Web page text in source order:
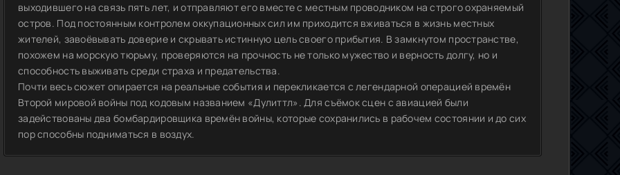
выходившего на связь пять лет, и отправляют его вместе с местным проводником на строго охраняемый
остров. Под постоянным контролем оккупационных сил им приходится вживаться в жизнь местных
жителей, завоёвывать доверие и скрывать истинную цель своего прибытия. В замкнутом пространстве,
похожем на морскую тюрьму, проверяются на прочность не только мужество и верность долгу, но и
способность выживать среди страха и предательства.
Почти весь сюжет опирается на реальные события и перекликается с легендарной операцией времён
Второй мировой войны под кодовым названием «Дулиттл». Для съёмок сцен с авиацией были
задействованы два бомбардировщика времён войны, которые сохранились в рабочем состоянии и до сих
пор способны подниматься в воздух.